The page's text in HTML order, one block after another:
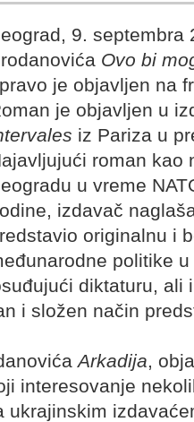
9. septembra
Ovo bi
je objavljen na
je objavljen u
iz Pariza u
roman kao
u vreme
izdavač
originalnu i
politike
diktaturu, ali
i složen način
Arkadija,
interesovanje
ukrajinskim